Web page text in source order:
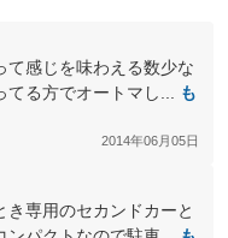
て感じを味わえる数少な
る方でオートマし...
も
2014年06月05日
き専用のセカンドカーと